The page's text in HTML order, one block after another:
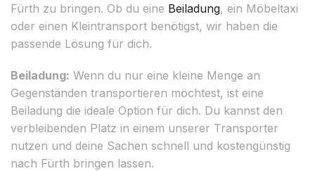
Fürth zu bringen. Ob du eine Beiladung, ein Möbeltaxi
oder einen Kleintransport benötigst, wir haben die
passende Lösung für dich.
Beiladung: Wenn du nur eine kleine Menge an
Gegenständen transportieren möchtest, ist eine
Beiladung die ideale Option für dich. Du kannst den
verbleibenden Platz in einem unserer Transporter
nutzen und deine Sachen schnell und kostengünstig
nach Fürth bringen lassen.